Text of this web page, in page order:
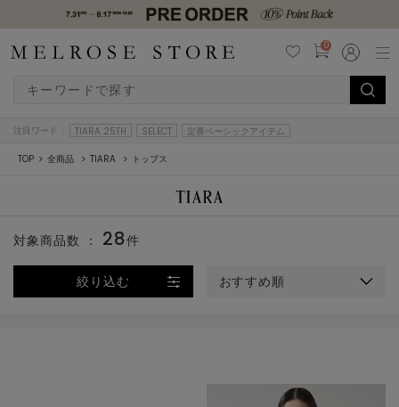
0
注目ワード： TIARA 25TH SELECT 定番ベーシックアイテム
TOP 全商品 TIARA トップス
絞り込む おすすめ順
対象商品数 ： 28件